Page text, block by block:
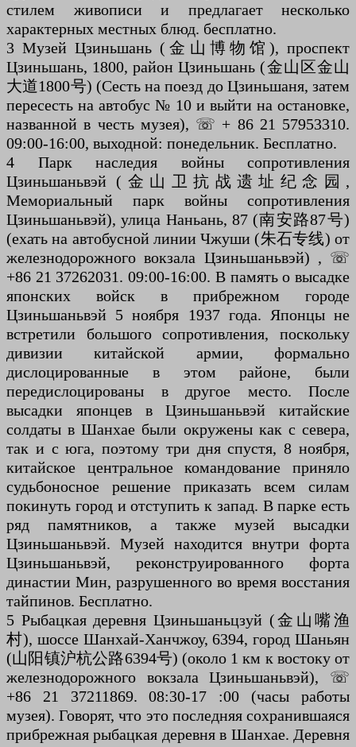
стилем живописи и предлагает несколько
характерных местных блюд. бесплатно.
3 Музей Цзиньшань (金山博物馆), проспект
Цзиньшань, 1800, район Цзиньшань (金山区金山
大道1800号) (Сесть на поезд до Цзиньшаня, затем
пересесть на автобус № 10 и выйти на остановке,
названной в честь музея), ☏ + 86 21 57953310.
09:00-16:00, выходной: понедельник. Бесплатно.
4 Парк наследия войны сопротивления
Цзиньшаньвэй (金山卫抗战遗址纪念园,
Мемориальный парк войны сопротивления
Цзиньшаньвэй), улица Наньань, 87 (南安路87号)
(ехать на автобусной линии Чжуши (朱石专线) от
железнодорожного вокзала Цзиньшаньвэй) , ☏
+86 21 37262031. 09:00-16:00. В память о высадке
японских войск в прибрежном городе
Цзиньшаньвэй 5 ноября 1937 года. Японцы не
встретили большого сопротивления, поскольку
дивизии китайской армии, формально
дислоцированные в этом районе, были
передислоцированы в другое место. После
высадки японцев в Цзиньшаньвэй китайские
солдаты в Шанхае были окружены как с севера,
так и с юга, поэтому три дня спустя, 8 ноября,
китайское центральное командование приняло
судьбоносное решение приказать всем силам
покинуть город и отступить к запад. В парке есть
ряд памятников, а также музей высадки
Цзиньшаньвэй. Музей находится внутри форта
Цзиньшаньвэй, реконструированного форта
династии Мин, разрушенного во время восстания
тайпинов. Бесплатно.
5 Рыбацкая деревня Цзиньшаньцзуй (金山嘴渔
村), шоссе Шанхай-Ханчжоу, 6394, город Шаньян
(山阳镇沪杭公路6394号) (около 1 км к востоку от
железнодорожного вокзала Цзиньшаньвэй), ☏
+86 21 37211869. 08:30-17 :00 (часы работы
музея). Говорят, что это последняя сохранившаяся
прибрежная рыбацкая деревня в Шанхае. Деревня